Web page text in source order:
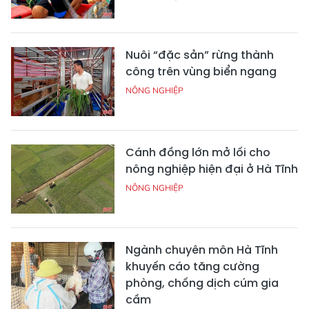
Nuôi “đặc sản” rừng thành
công trên vùng biển ngang
NÔNG NGHIỆP
Cánh đồng lớn mở lối cho
nông nghiệp hiện đại ở Hà Tĩnh
NÔNG NGHIỆP
Ngành chuyên môn Hà Tĩnh
khuyến cáo tăng cường
phòng, chống dịch cúm gia
cầm